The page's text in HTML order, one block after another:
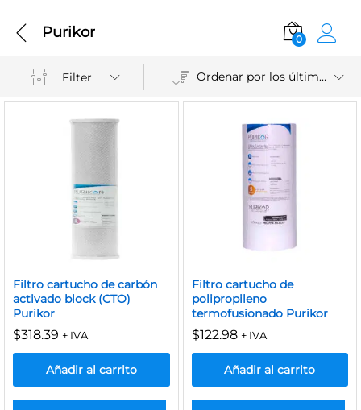
Purikor 0
Filter Ordenar por los últimos
Filtro cartucho de carbón
activado block (CTO)
Purikor
$318.39 + IVA
Añadir al carrito
Filtro cartucho de
polipropileno
termofusionado Purikor
$122.98 + IVA
Añadir al carrito